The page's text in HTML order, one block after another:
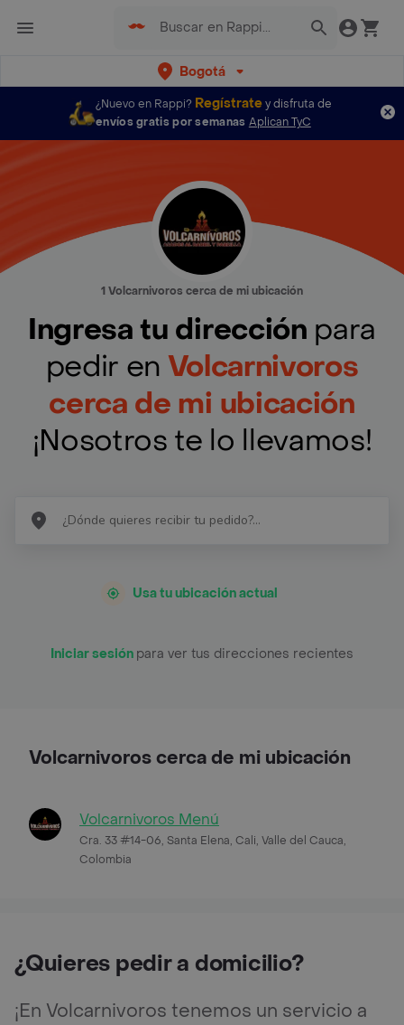
Bogotá
¿Nuevo en Rappi? Regístratey disfruta de
envíos gratis por semanas Aplican TyC
1 Volcarnivoros cerca de mi ubicación
Ingresa tu dirección para
pedir en Volcarnivoros
cerca de mi ubicación
¡Nosotros te lo llevamos!
Usa tu ubicación actual
Iniciar sesión para ver tus direcciones recientes
Volcarnivoros cerca de mi ubicación
Volcarnivoros Menú
Cra. 33 #14-06, Santa Elena, Cali, Valle del Cauca,
Colombia
¿Quieres pedir a domicilio?
¡En Volcarnivoros tenemos un servicio a